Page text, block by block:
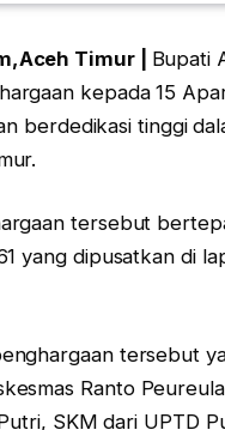
Timur | Bupati
kepada 15
berdedikasi tinggi
tersebut
yang dipusatkan di
tersebut
Ranto
SKM dari UPTD